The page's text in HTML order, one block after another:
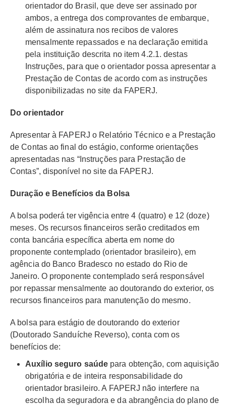
orientador do Brasil, que deve ser assinado por
ambos, a entrega dos comprovantes de embarque,
além de assinatura nos recibos de valores
mensalmente repassados e na declaração emitida
pela instituição descrita no item 4.2.1. destas
Instruções, para que o orientador possa apresentar a
Prestação de Contas de acordo com as instruções
disponibilizadas no site da FAPERJ.
Do orientador
Apresentar à FAPERJ o Relatório Técnico e a Prestação
de Contas ao final do estágio, conforme orientações
apresentadas nas “Instruções para Prestação de
Contas”, disponível no site da FAPERJ.
Duração e Benefícios da Bolsa
A bolsa poderá ter vigência entre 4 (quatro) e 12 (doze)
meses. Os recursos financeiros serão creditados em
conta bancária específica aberta em nome do
proponente contemplado (orientador brasileiro), em
agência do Banco Bradesco no estado do Rio de
Janeiro. O proponente contemplado será responsável
por repassar mensalmente ao doutorando do exterior, os
recursos financeiros para manutenção do mesmo.
A bolsa para estágio de doutorando do exterior
(Doutorado Sanduíche Reverso), conta com os
benefícios de:
Auxílio seguro saúde para obtenção, com aquisição
obrigatória e de inteira responsabilidade do
orientador brasileiro. A FAPERJ não interfere na
escolha da seguradora e da abrangência do plano de